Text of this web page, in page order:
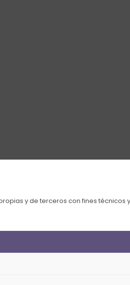
y de terceros con fines